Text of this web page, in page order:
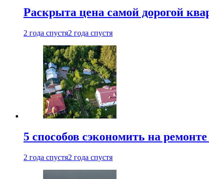
Раскрыта цена самой дорогой
2 года спустя2 года спустя
5 способов сэкономить на
2 года спустя2 года спустя